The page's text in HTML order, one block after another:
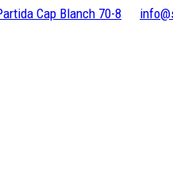
Cap Blanch 70-8